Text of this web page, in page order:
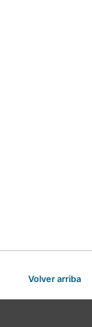
Volver arriba